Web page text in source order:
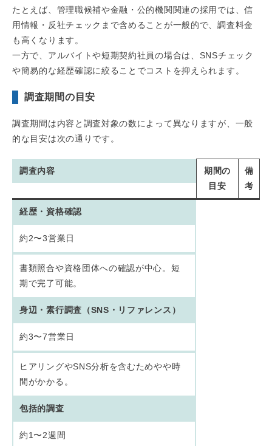
たとえば、管理職候補や金融・公的機関関連の採用では、信
用情報・反社チェックまで含めることが一般的で、調査料金
も高くなります。
一方で、アルバイトや短期契約社員の場合は、SNSチェック
や簡易的な経歴確認に絞ることでコストを抑えられます。
調査期間の目安
調査期間は内容と調査対象の数によって異なりますが、一般
的な目安は次の通りです。
調査内容
期間の
目安
備
考
経歴・資格確認
約2〜3営業日
書類照合や資格団体への確認が中心。短
期で完了可能。
身辺・素行調査（SNS・リファレンス）
約3〜7営業日
ヒアリングやSNS分析を含むためやや時
間がかかる。
包括的調査
約1〜2週間